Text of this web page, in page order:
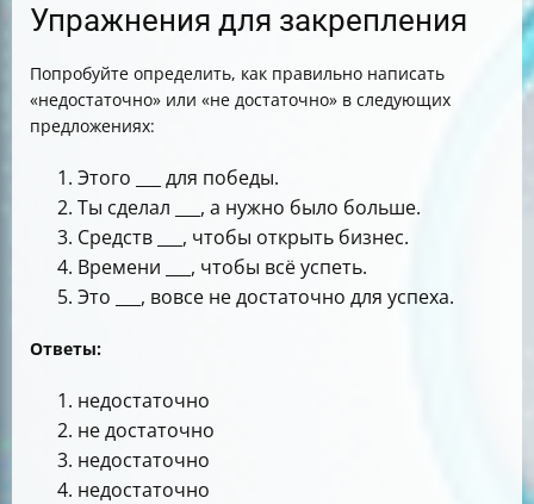
Упражнения для закрепления
Попробуйте определить, как правильно написать
«недостаточно» или «не достаточно» в следующих
предложениях:
Этого ___ для победы.
Ты сделал ___, а нужно было больше.
Средств ___, чтобы открыть бизнес.
Времени ___, чтобы всё успеть.
Это ___, вовсе не достаточно для успеха.
Ответы:
недостаточно
не достаточно
недостаточно
недостаточно